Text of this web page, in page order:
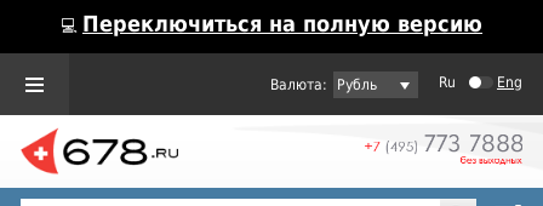
💻 Переключиться на полную версию
Рубль Ru Eng